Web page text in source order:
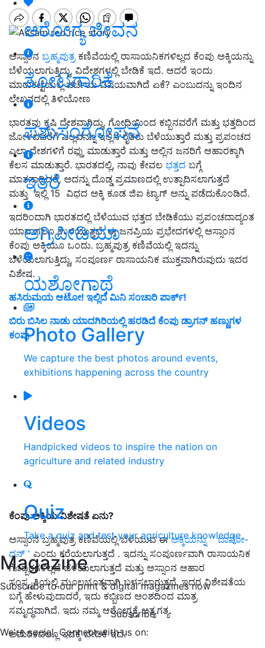
ಆರೋಗ್ಯ ಜೀವನ
ತೋಟಗಾರಿಕೆ
ಪಶುಸಂಗೋಪನೆ
ಇತರೆ
ಅಗ್ರಿಪೀಡಿಯಾ
ಯಶೋಗಾಥೆ
Photo Gallery
We capture the best photos around events,
exhibitions happening across the country
Videos
Handpicked videos to inspire the nation on
agriculture and related industry
Quiz
Take a quiz and test your agriculture knowledge
Magazine
Subscribe to our print & digital magazines now
Subscribe
We're social. Connect with us on:
ಅಸ್ಸಾಂನ ಬ್ರಹ್ಮಪುತ್ರಕಣಿವೆಯಲ್ಲಿ ರಾಸಾಯನಿಕಗಳಿಲ್ಲದ ಕೆಂಪು ಅಕ್ಕಿಯನ್ನು
ಬೆಳೆಯಲಾಗುತ್ತಿದ್ದು, ವಿದೇಶಗಳಲ್ಲಿ ಬೇಡಿಕೆ ಇದೆ. ಆದರೆ ಇಂದು
ಮಾರುಕಟ್ಟೆಯಲ್ಲಿ ಚರ್ಚೆಯ ವಿಷಯವಾಗಿದೆ ಏಕೆ? ಎಂಬುದನ್ನು ಇಂದಿನ
ಲೇಖನದಲ್ಲಿ ತಿಳಿಯೋಣ
ಭಾರತವು ಕೃಷಿ ದೇಶವಾಗಿದ್ದು, ಗೋಧಿಯಿಂದ ಕಬ್ಬಿನವರೆಗೆ ಮತ್ತು ಭತ್ತದಿಂದ
ಜೋಳದವರೆಗೆ ಎಲ್ಲವನ್ನೂ ಇಲ್ಲಿನ ರೈತರು ಬೆಳೆಯುತ್ತಾರೆ ಮತ್ತು ಪ್ರಪಂಚದ
ಎಲ್ಲಾ ದೇಶಗಳಿಗೆ ರಫ್ತು ಮಾಡುತ್ತಾರೆ ಮತ್ತು ಅಲ್ಲಿನ ಜನರಿಗೆ ಆಹಾರಕ್ಕಾಗಿ
ಕೆಲಸ ಮಾಡುತ್ತಾರೆ. ಭಾರತದಲ್ಲಿ, ನಾವು ಕೇವಲ ಭತ್ತದ ಬಗ್ಗೆ
ಮಾತನಾಡಿದರೆ, ಅದನ್ನು ದೊಡ್ಡ ಪ್ರಮಾಣದಲ್ಲಿ ಉತ್ಪಾದಿಸಲಾಗುತ್ತದೆ
ಮತ್ತು ಇಲ್ಲಿ 15 ವಿಧದ ಅಕ್ಕಿ ಕೂಡ ಜಿಐ ಟ್ಯಾಗ್ ಅನ್ನು ಪಡೆದುಕೊಂಡಿದೆ.
ಇದರಿಂದಾಗಿ ಭಾರತದಲ್ಲಿ ಬೆಳೆಯುವ ಭತ್ತದ ಬೇಡಿಕೆಯು ಪ್ರಪಂಚದಾದ್ಯಂತ
ಯಾವಾಗಲೂ ಉಳಿಯುತ್ತದೆ. ಈ ಜನಪ್ರಿಯ ಪ್ರಭೇದಗಳಲ್ಲಿ ಅಸ್ಸಾಂನ
ಕೆಂಪು ಅಕ್ಕಿಯೂ ಒಂದು. ಬ್ರಹ್ಮಪುತ್ರ ಕಣಿವೆಯಲ್ಲಿ ಇದನ್ನು
ಬೆಳೆಯಲಾಗುತ್ತಿದ್ದು, ಸಂಪೂರ್ಣ ರಾಸಾಯನಿಕ ಮುಕ್ತವಾಗಿರುವುದು ಇದರ
ವಿಶೇಷ.
ಹಸಿರುಮಯ ಆಟೋ! ಇಲ್ಲಿದೆ ಮಿನಿ ಸಂಚಾರಿ ಪಾರ್ಕ್!
ಬಿರು ಬಿಸಿಲ ನಾಡು ಯಾದಗಿರಿಯಲ್ಲಿ ಹರಡಿದೆ ಕೆಂಪು ಡ್ರಾಗನ್ ಹಣ್ಣುಗಳ
ಕಂಪು
ಕೆಂಪು ಅಕ್ಕಿಯ ವಿಶೇಷತೆ ಏನು?
ಅಸ್ಸಾಂನ ಬ್ರಹ್ಮಪುತ್ರ ಕಣಿವೆಯಲ್ಲಿ ಬೆಳೆಯುವ ಈಅಕ್ಕಿಯನ್ನು ' ಬಾವೋ-
ಧನ್ ' ಎಂದು ಕರೆಯಲಾಗುತ್ತದೆ . ಇದನ್ನು ಸಂಪೂರ್ಣವಾಗಿ ರಾಸಾಯನಿಕ
ಗೊಬ್ಬರಗಳಿಲ್ಲದೆ ಬೆಳೆಯಲಾಗುತ್ತದೆ ಮತ್ತು ಅಸ್ಸಾಂನ ಆಹಾರ
ಸಂಸ್ಕೃತಿಯಲ್ಲಿ ಮೂಲಭೂತವಾಗಿ ಬಳಸಲಾಗುತ್ತದೆ. ಇದರ ವಿಶೇಷತೆಯ
ಬಗ್ಗೆ ಹೇಳುವುದಾದರೆ, ಇದು ಕಬ್ಬಿಣದ ಅಂಶದಿಂದ ಮಾತ್ರ
ಸಮೃದ್ಧವಾಗಿದೆ. ಇದು ನಮ್ಮ ಆರೋಗ್ಯಕ್ಕೆ ಅತ್ಯಗತ್ಯ.
ಅಮೆರಿಕದಲ್ಲೂ ಇದಕ್ಕೆ ಬೇಡಿಕೆ ಇದೆ.